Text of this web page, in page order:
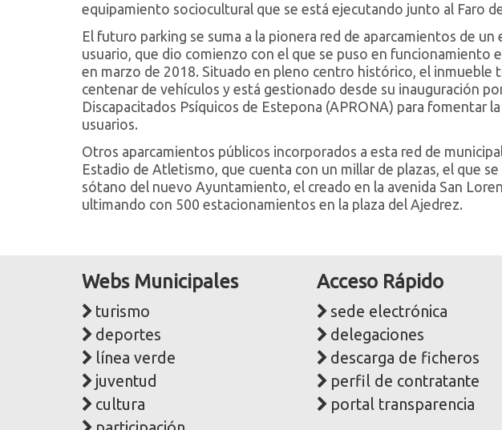
equipamiento sociocultural que se está ejecutando junto al Faro
El futuro parking se suma a la pionera red de aparcamientos de un
usuario, que dio comienzo con el que se puso en funcionamiento
en marzo de 2018. Situado en pleno centro histórico, el inmueble
centenar de vehículos y está gestionado desde su inauguración
Discapacitados Psíquicos de Estepona (APRONA) para fomentar
usuarios.
Otros aparcamientos públicos incorporados a esta red de
Estadio de Atletismo, que cuenta con un millar de plazas, el que
sótano del nuevo Ayuntamiento, el creado en la avenida San
ultimando con 500 estacionamientos en la plaza del Ajedrez.
Webs Municipales
turismo
deportes
línea verde
juventud
cultura
Acceso Rápido
sede electrónica
delegaciones
descarga de ficheros
perfil de contratante
portal transparencia